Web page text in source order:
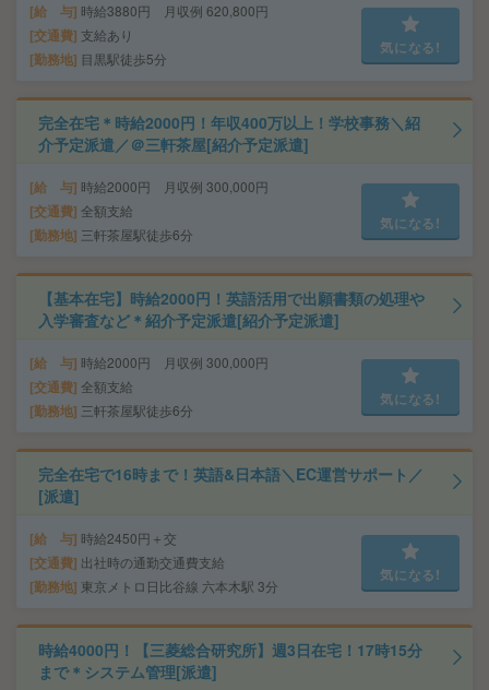
給 与 時給3880円 月収例 620,800円
交通費 支給あり
勤務地 目黒駅徒歩5分
気になる!
完全在宅＊時給2000円！年収400万以上！学校事務＼紹
介予定派遣／＠三軒茶屋[紹介予定派遣]
給 与 時給2000円 月収例 300,000円
交通費 全額支給
勤務地 三軒茶屋駅徒歩6分
気になる!
【基本在宅】時給2000円！英語活用で出願書類の処理や
入学審査など＊紹介予定派遣[紹介予定派遣]
給 与 時給2000円 月収例 300,000円
交通費 全額支給
勤務地 三軒茶屋駅徒歩6分
気になる!
完全在宅で16時まで！英語&日本語＼EC運営サポート／
[派遣]
給 与 時給2450円＋交
交通費 出社時の通勤交通費支給
勤務地 東京メトロ日比谷線 六本木駅 3分
気になる!
時給4000円！【三菱総合研究所】週3日在宅！17時15分
まで＊システム管理[派遣]